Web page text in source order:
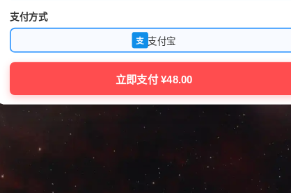
支付方式
支 支付宝
立即支付 ¥48.00